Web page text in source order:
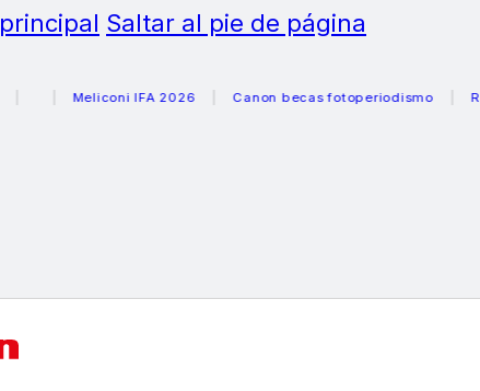
Saltar al pie de página
Meliconi IFA 2026 Canon becas fotoperiodismo Retail